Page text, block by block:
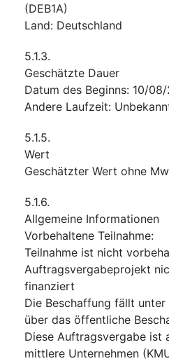
(DEB1A)
Land: Deutschland
5.1.3.
Geschätzte Dauer
Datum des Beginns: 10/
Andere Laufzeit:
5.1.5.
Wert
Geschätzter Wert ohne
5.1.6.
Allgemeine Informationen
Vorbehaltene Teilnahme:
Teilnahme ist nicht
Auftragsvergabeprojekt
finanziert
Die Beschaffung fällt
über das öffentliche
Diese Auftragsvergabe ist
mittlere Unternehmen